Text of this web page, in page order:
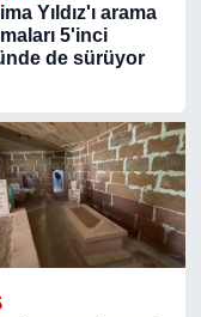
Yıldız'ı arama
5'inci
de sürüyor